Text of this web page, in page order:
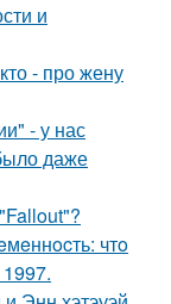
и
- про жену
- у нас
даже
чтo